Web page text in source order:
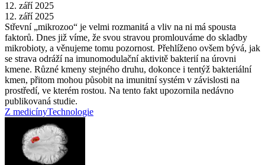
12. září 2025
12. září 2025
Střevní „mikrozoo“ je velmi rozmanitá a vliv na ni má spousta
faktorů. Dnes již víme, že svou stravou promlouváme do skladby
mikrobioty, a věnujeme tomu pozornost. Přehlíženo ovšem bývá, jak
se strava odráží na imunomodulační aktivitě bakterií na úrovni
kmene. Různé kmeny stejného druhu, dokonce i tentýž bakteriální
kmen, přitom mohou působit na imunitní systém v závislosti na
prostředí, ve kterém rostou. Na tento fakt upozornila nedávno
publikovaná studie.
Z medicínyTechnologie